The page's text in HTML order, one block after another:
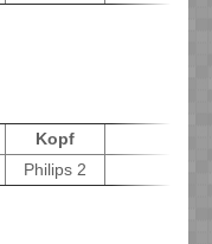
Kopf
Philips 2